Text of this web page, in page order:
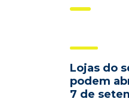
Lojas do
podem
7 de